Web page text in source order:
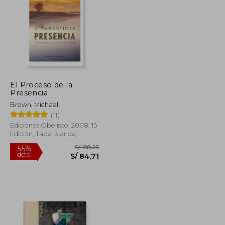
S/ 182,34 40%
El Proceso de la
Presencia
Brown, Michael
(11)
Ediciones Obelisco, 2008, 15
Edición, Tapa Blanda,
Nuevo